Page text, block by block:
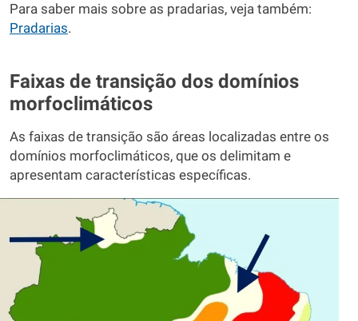
Para saber mais sobre as pradarias, veja também:
Pradarias.
Faixas de transição dos domínios
morfoclimáticos
As faixas de transição são áreas localizadas entre os
domínios morfoclimáticos, que os delimitam e
apresentam características específicas.